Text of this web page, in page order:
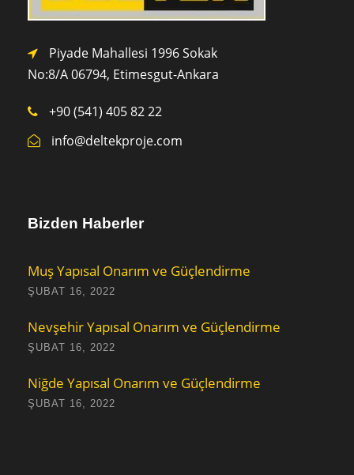
Piyade Mahallesi 1996 Sokak
No:8/A 06794, Etimesgut-Ankara
+90 (541) 405 82 22
info@deltekproje.com
Bizden Haberler
Muş Yapısal Onarım ve Güçlendirme
ŞUBAT 16, 2022
Nevşehir Yapısal Onarım ve Güçlendirme
ŞUBAT 16, 2022
Niğde Yapısal Onarım ve Güçlendirme
ŞUBAT 16, 2022